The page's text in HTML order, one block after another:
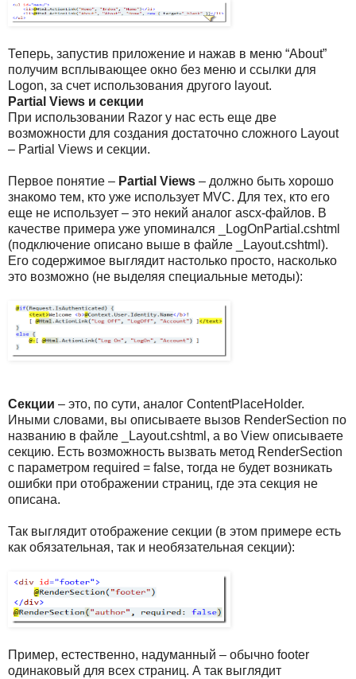
Теперь, запустив приложение и нажав в меню “About”
получим всплывающее окно без меню и ссылки для
Logon, за счет использования другого layout.
Partial Views и секции
При использовании Razor у нас есть еще две
возможности для создания достаточно сложного Layout
– Partial Views и секции.
Первое понятие – Partial Views – должно быть хорошо
знакомо тем, кто уже использует MVC. Для тех, кто его
еще не использует – это некий аналог ascx-файлов. В
качестве примера уже упоминался _LogOnPartial.cshtml
(подключение описано выше в файле _Layout.cshtml).
Его содержимое выглядит настолько просто, насколько
это возможно (не выделяя специальные методы):
Секции – это, по сути, аналог ContentPlaceHolder.
Иными словами, вы описываете вызов RenderSection по
названию в файле _Layout.cshtml, а во View описываете
секцию. Есть возможность вызвать метод RenderSection
с параметром required = false, тогда не будет возникать
ошибки при отображении страниц, где эта секция не
описана.
Так выглядит отображение секции (в этом примере есть
как обязательная, так и необязательная секции):
Пример, естественно, надуманный – обычно footer
одинаковый для всех страниц. А так выглядит